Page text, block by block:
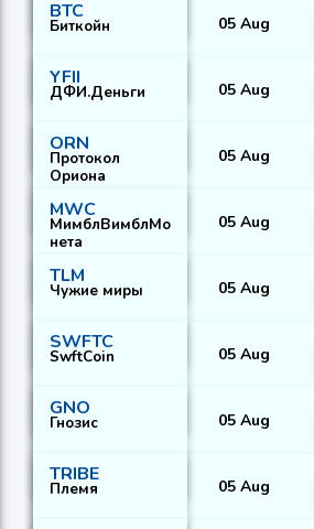
BTC
Биткойн 05 Aug
YFII
ДФИ.Деньги 05 Aug
ORN
Протокол
Ориона
05 Aug
MWC
МимблВимблМо
нета
05 Aug
TLM
Чужие миры 05 Aug
SWFTC
SwftCoin 05 Aug
GNO
Гнозис 05 Aug
TRIBE
Племя 05 Aug